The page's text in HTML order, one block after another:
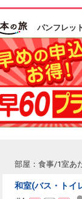
パンフレッ
部屋：食事/1室あ
和室(バス・トイ